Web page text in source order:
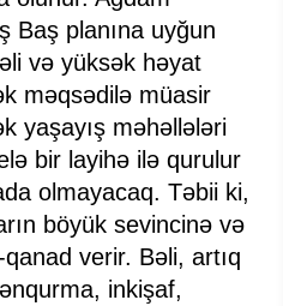
Baş planına uyğun
və yüksək həyat
məqsədilə müasir
yaşayış məhəllələri
bir layihə ilə qurulur
olmayacaq. Təbii ki,
böyük sevincinə və
verir. Bəli, artıq
inkişaf,